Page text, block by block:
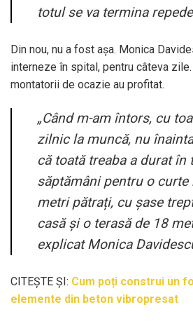
totul se va termina
Din nou, nu a fost așa. Monica
interneze în spital, pentru câteva
montatorii de ocazie au profitat.
„Când m-am întors, cu
zilnic la muncă, nu
că toată treaba a durat în
săptămâni pentru o curte
metri pătrați, cu șase
casă și o terasă de 18
explicat Monica
CITEȘTE ȘI: Cum poți construi un
elemente din beton vibropresat